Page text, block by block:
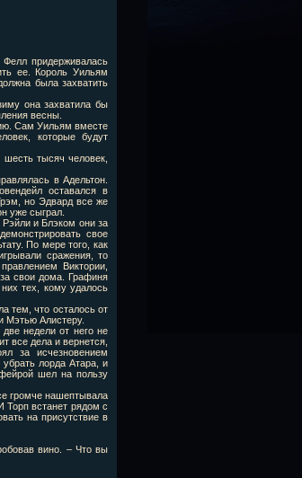
придерживалась
ее. Король Уильям
была захватить
она захватила бы
весны.
Сам Уильям вместе
которые будут
тысяч человек,
в Адельтон.
оставался в
но Эдвард все же
уже сыграл.
и Блэком они за
свое
По мере того, как
сражения, то
Виктории,
свои дома. Графиня
тех, кому удалось
тем, что осталось от
Мэтью Алистеру.
недели от него не
все дела и вернется,
за исчезновением
лорда Атара, и
шел на пользу
громче нашептывала
Торп встанет рядом с
на присутствие в
вино. – Что вы